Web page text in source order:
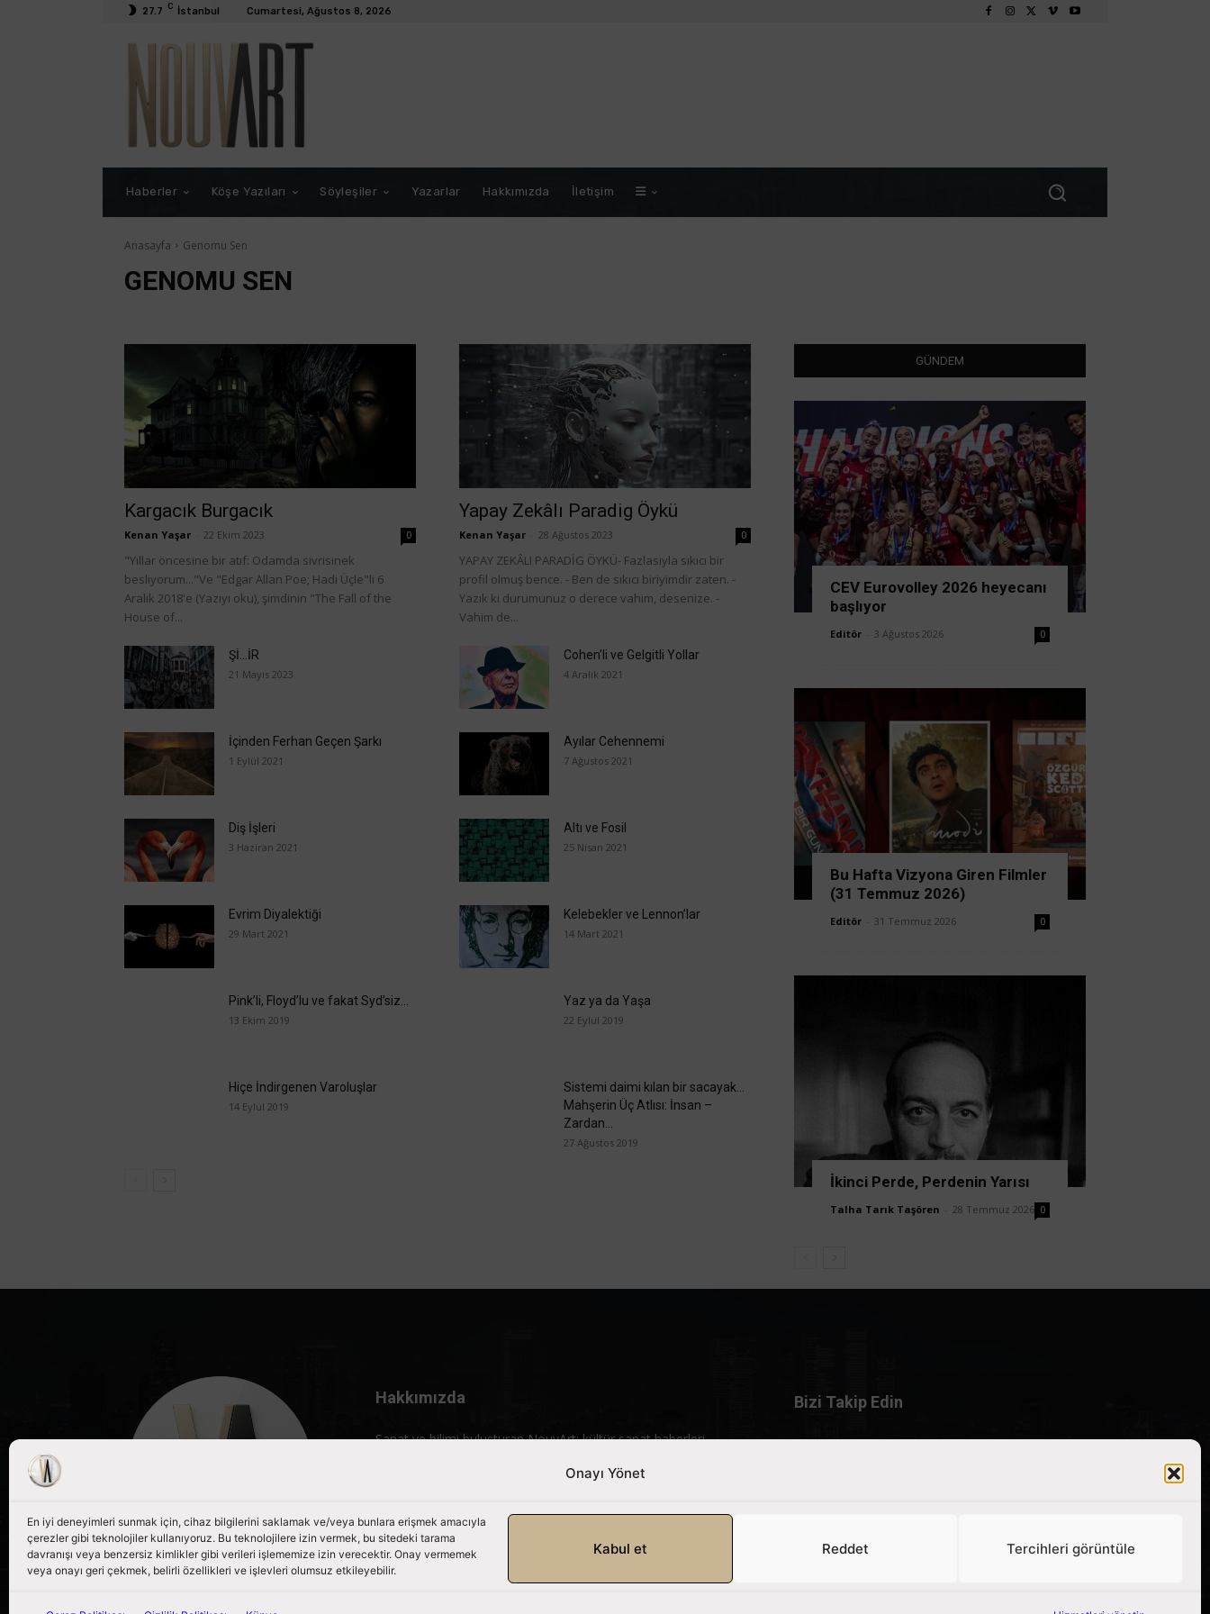
Onayı Yönet
En iyi deneyimleri sunmak için, cihaz bilgilerini saklamak ve/veya bunlara erişmek amacıyla
çerezler gibi teknolojiler kullanıyoruz. Bu teknolojilere izin vermek, bu sitedeki tarama
davranışı veya benzersiz kimlikler gibi verileri işlememize izin verecektir. Onay vermemek
veya onayı geri çekmek, belirli özellikleri ve işlevleri olumsuz etkileyebilir.
Kabul et Reddet Tercihleri görüntüle
27.7 C İstanbul Cumartesi, Ağustos 8, 2026
Haberler Köşe Yazıları Söyleşiler Yazarlar Hakkımızda İletişim
Anasayfa Genomu Sen
GENOMU SEN
Kargacık Burgacık
Kenan Yaşar 22 Ekim 2023 0
"Yıllar öncesine bir atıf: Odamda sivrisinek
besliyorum..."Ve "Edgar Allan Poe; Hadi Üçle"li 6
Aralık 2018'e (Yazıyı oku), şimdinin "The Fall of the
House of...
Yapay Zekâlı Paradig Öykü
Kenan Yaşar 28 Ağustos 2023 0
YAPAY ZEKÂLI PARADİG ÖYKÜ- Fazlasıyla sıkıcı bir
profil olmuş bence. - Ben de sıkıcı biriyimdir zaten. -
Yazık ki durumunuz o derece vahim, desenize. -
Vahim de...
Şİ…İR
21 Mayıs 2023
Cohen’li ve Gelgitli Yollar
4 Aralık 2021
İçinden Ferhan Geçen Şarkı
1 Eylül 2021
Ayılar Cehennemi
7 Ağustos 2021
Diş İşleri
3 Haziran 2021
Altı ve Fosil
25 Nisan 2021
Evrim Diyalektiği
29 Mart 2021
Kelebekler ve Lennon’lar
14 Mart 2021
Pink’li, Floyd’lu ve fakat Syd’siz…
13 Ekim 2019
Yaz ya da Yaşa
22 Eylül 2019
Hiçe İndirgenen Varoluşlar
14 Eylül 2019
Sistemi daimi kılan bir sacayak…
Mahşerin Üç Atlısı: İnsan –
Zardan...
27 Ağustos 2019
GÜNDEM
CEV Eurovolley 2026 heyecanı
başlıyor
Editör 3 Ağustos 2026 0
Bu Hafta Vizyona Giren Filmler
(31 Temmuz 2026)
Editör 31 Temmuz 2026 0
İkinci Perde, Perdenin Yarısı
Talha Tarık Taşören 28 Temmuz 2026 0
Hakkımızda
Sanat ve bilimi buluşturan NouvArt; kültür sanat haberleri,
Bizimle iletişime geçin:info@nouvart.net
Bizi Takip Edin